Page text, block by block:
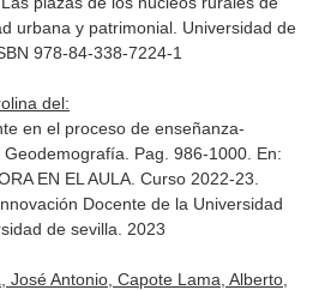
urbana y patrimonial. Universidad de
978-84-338-7224-1
del:
en el proceso de enseñanza-
Pag. 986-1000. En:
EN EL AULA. Curso 2022-23.
Docente de la Universidad
de sevilla. 2023
José Antonio, Capote Lama, Alberto,